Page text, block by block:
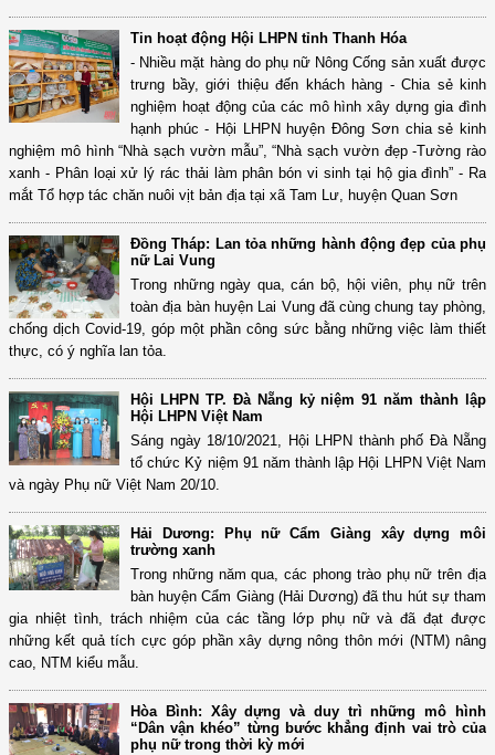
Tin hoạt động Hội LHPN tỉnh Thanh Hóa
- Nhiều mặt hàng do phụ nữ Nông Cống sản xuất được
trưng bầy, giới thiệu đến khách hàng - Chia sẻ kinh
nghiệm hoạt động của các mô hình xây dựng gia đình
hạnh phúc - Hội LHPN huyện Đông Sơn chia sẻ kinh
nghiệm mô hình “Nhà sạch vườn mẫu”, “Nhà sạch vườn đẹp -Tường rào
xanh - Phân loại xử lý rác thải làm phân bón vi sinh tại hộ gia đình” - Ra
mắt Tổ hợp tác chăn nuôi vịt bản địa tại xã Tam Lư, huyện Quan Sơn
Đồng Tháp: Lan tỏa những hành động đẹp của phụ
nữ Lai Vung
Trong những ngày qua, cán bộ, hội viên, phụ nữ trên
toàn địa bàn huyện Lai Vung đã cùng chung tay phòng,
chống dịch Covid-19, góp một phần công sức bằng những việc làm thiết
thực, có ý nghĩa lan tỏa.
Hội LHPN TP. Đà Nẵng kỷ niệm 91 năm thành lập
Hội LHPN Việt Nam
Sáng ngày 18/10/2021, Hội LHPN thành phố Đà Nẵng
tổ chức Kỷ niệm 91 năm thành lập Hội LHPN Việt Nam
và ngày Phụ nữ Việt Nam 20/10.
Hải Dương: Phụ nữ Cẩm Giàng xây dựng môi
trường xanh
Trong những năm qua, các phong trào phụ nữ trên địa
bàn huyện Cẩm Giàng (Hải Dương) đã thu hút sự tham
gia nhiệt tình, trách nhiệm của các tầng lớp phụ nữ và đã đạt được
những kết quả tích cực góp phần xây dựng nông thôn mới (NTM) nâng
cao, NTM kiểu mẫu.
Hòa Bình: Xây dựng và duy trì những mô hình
“Dân vận khéo” từng bước khẳng định vai trò của
phụ nữ trong thời kỳ mới